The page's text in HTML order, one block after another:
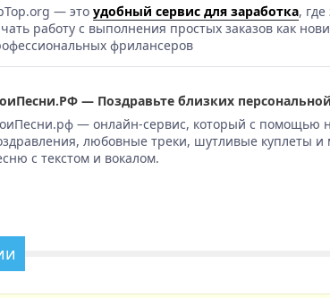
— этоудобный сервис для заработка,
работу с выполнения простых заказов как
фрилансеров
— Поздравьте близких
— онлайн-сервис, который с помощью
любовные треки, шутливые куплеты
с текстом и вокалом.